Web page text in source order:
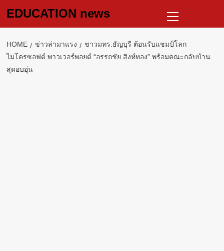
EDUCATION news
Menu
HOME ข่าวล่ามาแรง
ชาวมทร.ธัญบุรี ต้อนรับแชมป์โลก
ไมโครซอฟต์ พาวเวอร์พอยต์ “อรรถชัย สิงห์ทอง” พร้อมคณะกลับบ้าน
สุดอบอุ่น